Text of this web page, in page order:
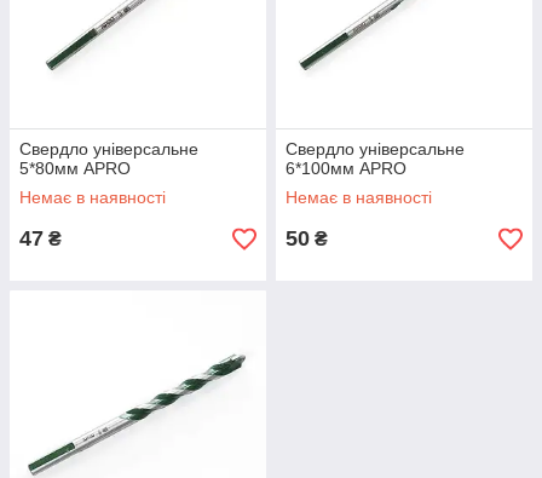
Свердло універсальне
5*80мм APRO
Немає в наявності
47 ₴
Свердло універсальне
6*100мм APRO
Немає в наявності
50 ₴